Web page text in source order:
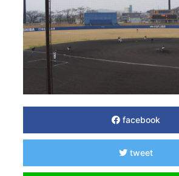
facebook
tweet